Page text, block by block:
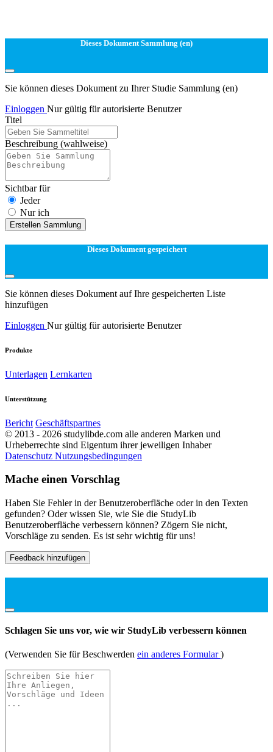
Dieses Dokument Sammlung (en)
Sie können dieses Dokument zu Ihrer Studie Sammlung (en)
Einloggen Nur gültig für autorisierte Benutzer
Titel
Beschreibung (wahlweise)
Sichtbar für
Jeder
Nur ich
Erstellen Sammlung
Dieses Dokument gespeichert
Sie können dieses Dokument auf Ihre gespeicherten Liste
hinzufügen
Einloggen Nur gültig für autorisierte Benutzer
Produkte
Unterlagen Lernkarten
Unterstützung
Bericht Geschäftspartnes
© 2013 - 2026 studylibde.com alle anderen Marken und
Urheberrechte sind Eigentum ihrer jeweiligen Inhaber
Datenschutz Nutzungsbedingungen
Mache einen Vorschlag
Haben Sie Fehler in der Benutzeroberfläche oder in den Texten
gefunden? Oder wissen Sie, wie Sie die StudyLib
Benutzeroberfläche verbessern können? Zögern Sie nicht,
Vorschläge zu senden. Es ist sehr wichtig für uns!
Feedback hinzufügen
Schlagen Sie uns vor, wie wir StudyLib verbessern können
(Verwenden Sie für Beschwerden ein anderes Formular)